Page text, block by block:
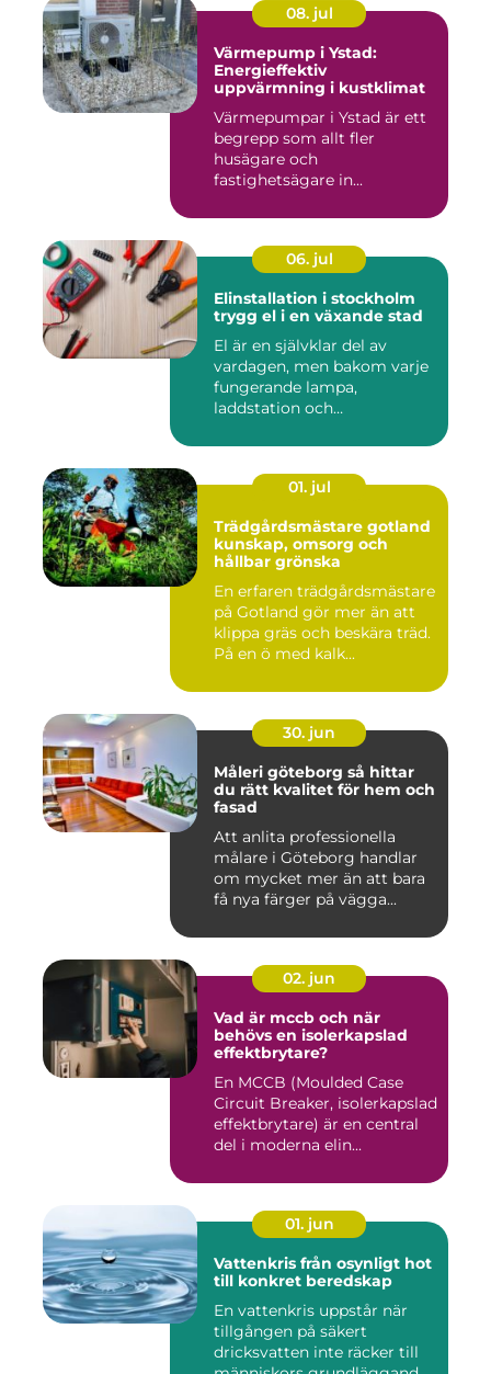
08. jul
Värmepump i Ystad:
Energieffektiv
uppvärmning i kustklimat
Värmepumpar i Ystad är ett
begrepp som allt fler
husägare och
fastighetsägare in...
06. jul
Elinstallation i stockholm
trygg el i en växande stad
El är en självklar del av
vardagen, men bakom varje
fungerande lampa,
laddstation och
01. jul
Trädgårdsmästare gotland
kunskap, omsorg och
hållbar grönska
En erfaren trädgårdsmästare
på Gotland gör mer än att
klippa gräs och beskära träd.
På en ö med kalk...
30. jun
Måleri göteborg så hittar
du rätt kvalitet för hem och
fasad
Att anlita professionella
målare i Göteborg handlar
om mycket mer än att bara
få nya färger på vägga...
02. jun
Vad är mccb och när
behövs en isolerkapslad
effektbrytare?
En MCCB (Moulded Case
Circuit Breaker, isolerkapslad
effektbrytare) är en central
del i moderna elin...
01. jun
Vattenkris från osynligt hot
till konkret beredskap
En vattenkris uppstår när
tillgången på säkert
dricksvatten inte räcker till